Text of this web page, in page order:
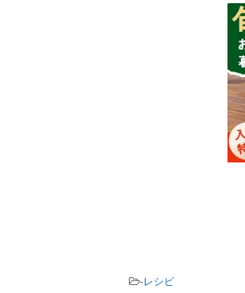
-レシピ